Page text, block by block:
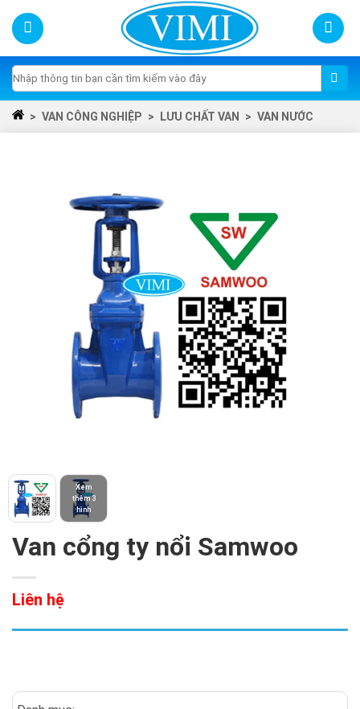
Skip
content
Tìm
kiếm:
> VAN CÔNG NGHIỆP > LƯU CHẤT VAN > VAN NƯỚC
Xem
thêm 3
hình
Van cổng ty nổi Samwoo
Liên hệ